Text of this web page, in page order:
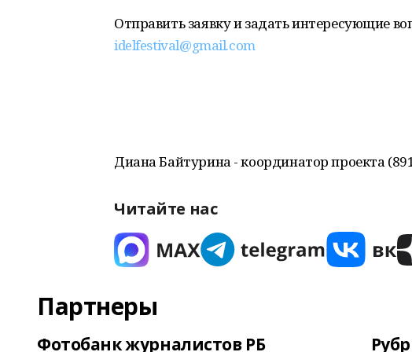
Отправить заявку и задать интересующие
idelfestival@gmail.com
Диана Байтурина - координатор проекта
Читайте нас
Партнеры
Фотобанк журналистов РБ